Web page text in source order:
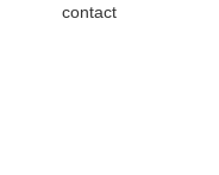
contact